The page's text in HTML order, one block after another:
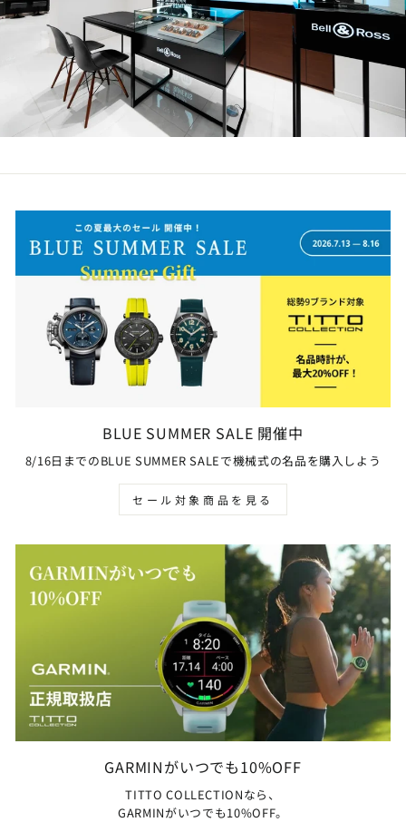
BLUE SUMMER SALE 開催中
8/16日までのBLUE SUMMER SALEで機械式の名品を購入しよう
セール対象商品を見る
GARMINがいつでも10%OFF
TITTO COLLECTIONなら、
GARMINがいつでも10%OFF。